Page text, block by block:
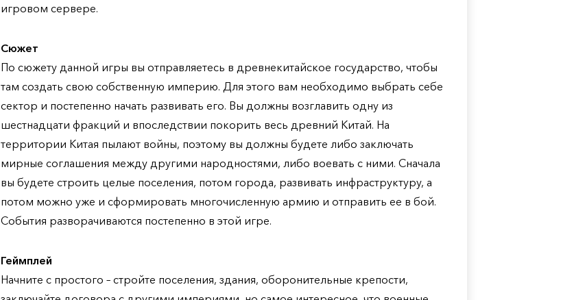
игровом сервере.
Сюжет
По сюжету данной игры вы отправляетесь в древнекитайское государство, чтобы
там создать свою собственную империю. Для этого вам необходимо выбрать себе
сектор и постепенно начать развивать его. Вы должны возглавить одну из
шестнадцати фракций и впоследствии покорить весь древний Китай. На
территории Китая пылают войны, поэтому вы должны будете либо заключать
мирные соглашения между другими народностями, либо воевать с ними. Сначала
вы будете строить целые поселения, потом города, развивать инфраструктуру, а
потом можно уже и сформировать многочисленную армию и отправить ее в бой.
События разворачиваются постепенно в этой игре.
Геймплей
Начните с простого – стройте поселения, здания, оборонительные крепости,